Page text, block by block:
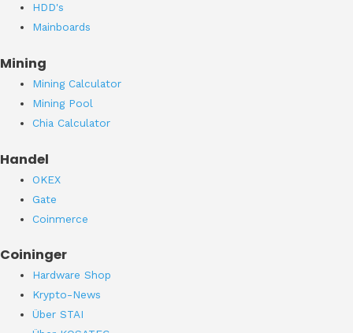
HDD's
Mainboards
Mining
Mining Calculator
Mining Pool
Chia Calculator
Handel
OKEX
Gate
Coinmerce
Coininger
Hardware Shop
Krypto-News
Über STAI